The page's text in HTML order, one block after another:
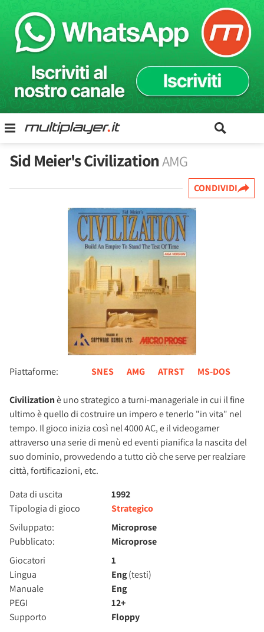
Sid Meier's CivilizationAMG
CONDIVIDI
Piattaforme: SNES AMG ATRST MS-DOS
Civilizationè uno strategico a turni-manageriale in cui il fine
ultimo è quello di costruire un impero e tenerlo "in vita" nel
tempo. Il gioco inizia così nel 4000 AC, e il videogamer
attraverso una serie di menù ed eventi pianifica la nascita del
suo dominio, provvedendo a tutto ciò che serve per realziare
città, fortificazioni, etc.
Data di uscita
1992
Tipologia di gioco
Strategico
Sviluppato:
Microprose
Pubblicato:
Microprose
Giocatori
1
Lingua
Eng(testi)
Manuale
Eng
PEGI
12+
Supporto
Floppy